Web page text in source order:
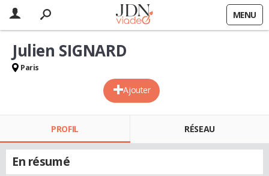
MENU
Ajouter
Julien SIGNARD
Paris
PROFIL RÉSEAU
En résumé